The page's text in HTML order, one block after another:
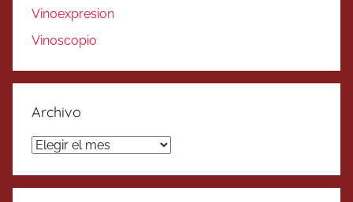
Vinoexpresion
Vinoscopio
Archivo
Archivo